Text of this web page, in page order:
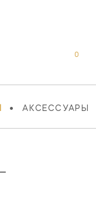
• АКСЕССУАРЫ
0